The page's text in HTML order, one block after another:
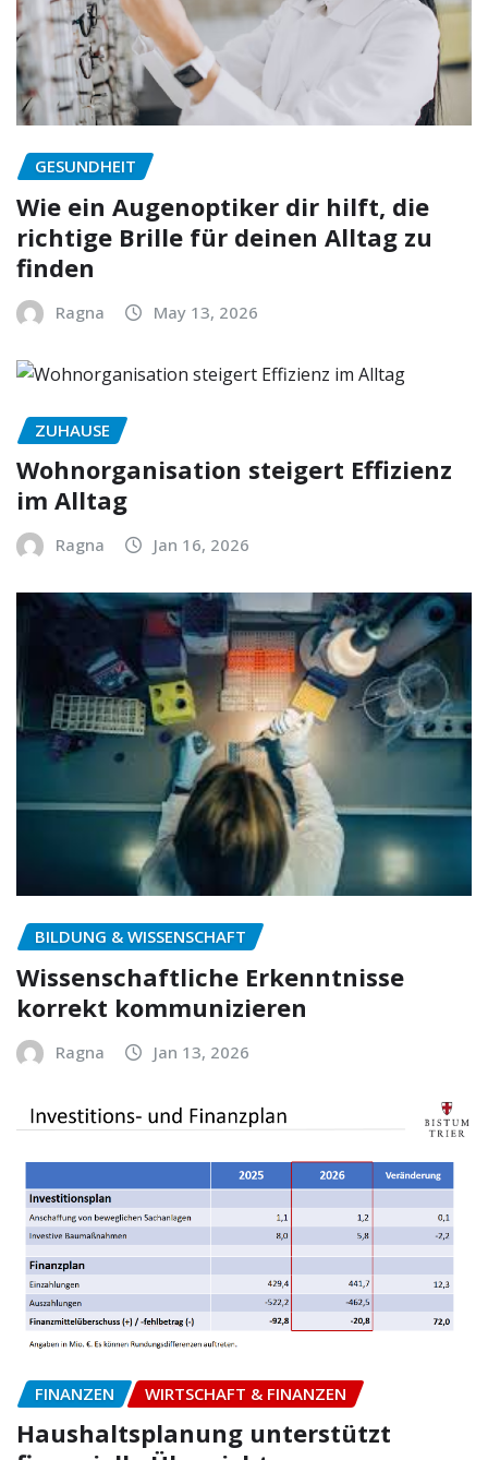
GESUNDHEIT
Wie ein Augenoptiker dir hilft, die
richtige Brille für deinen Alltag zu
finden
Ragna May 13, 2026
ZUHAUSE
Wohnorganisation steigert Effizienz
im Alltag
Ragna Jan 16, 2026
BILDUNG & WISSENSCHAFT
Wissenschaftliche Erkenntnisse
korrekt kommunizieren
Ragna Jan 13, 2026
FINANZEN WIRTSCHAFT & FINANZEN
Haushaltsplanung unterstützt